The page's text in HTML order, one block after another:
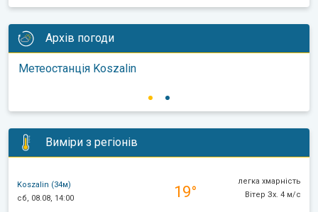
Архів погоди
Метеостанція Koszalin
Виміри з регіонів
Koszalin (34м)
сб, 08.08, 14:00
19°
легка хмарність
Вітер Зх. 4 м/с